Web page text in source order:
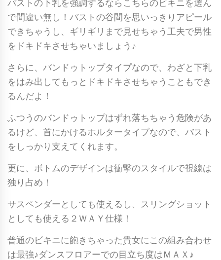
バストの下乳を強調するならこちらのビキニを選ん
で間違い無し！バストの谷間を思いっきりアピール
できちゃうし、ギリギリまで見せちゃう工夫で男性
をドキドキさせちゃいましょう♪
さらに、バンドゥトップタイプなので、わざと下乳
をはみ出してもっとドキドキさせちゃうこともでき
るんだよ！
ふつうのバンドゥトップはずれ落ちちゃう危険があ
るけど、首にかけるホルタータイプなので、バスト
をしっかり支えてくれます。
更に、ボトムのデザインは衝撃のスタイルで視線は
独り占め！
サスペンダーとしても使えるし、スリングショット
としても使える２ＷＡＹ仕様！
普通のビキニに飽きちゃった貴女にこの組み合わせ
は最強♪ダンスフロアーでの目立ち度はＭＡＸ♪